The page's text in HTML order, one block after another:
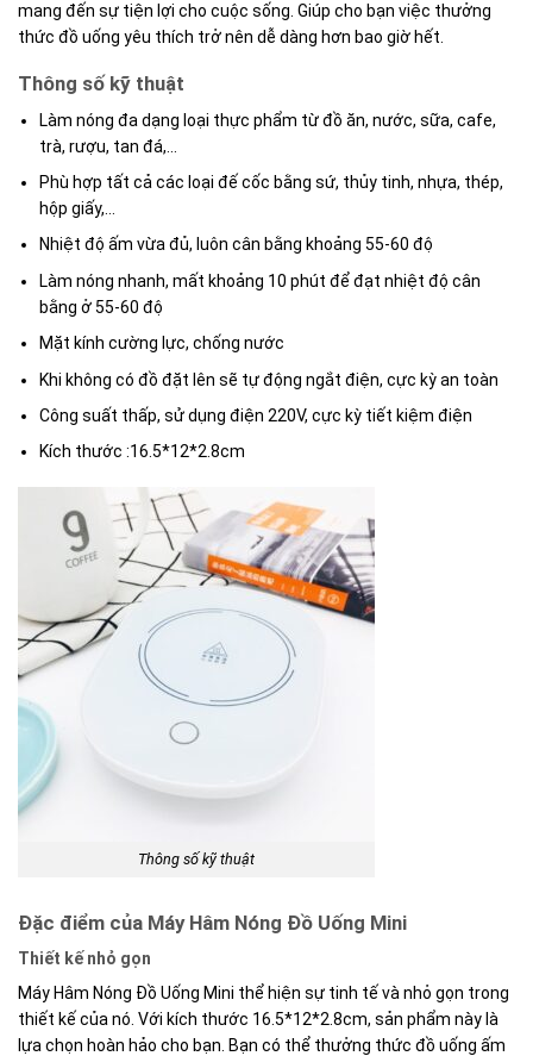
mang đến sự tiện lợi cho cuộc sống. Giúp cho bạn việc thưởng
thức đồ uống yêu thích trở nên dễ dàng hơn bao giờ hết.
Thông số kỹ thuật
Làm nóng đa dạng loại thực phẩm từ đồ ăn, nước, sữa, cafe,
trà, rượu, tan đá,…
Phù hợp tất cả các loại đế cốc bằng sứ, thủy tinh, nhựa, thép,
hộp giấy,…
Nhiệt độ ấm vừa đủ, luôn cân bằng khoảng 55-60 độ
Làm nóng nhanh, mất khoảng 10 phút để đạt nhiệt độ cân
bằng ở 55-60 độ
Mặt kính cường lực, chống nước
Khi không có đồ đặt lên sẽ tự động ngắt điện, cực kỳ an toàn
Công suất thấp, sử dụng điện 220V, cực kỳ tiết kiệm điện
Kích thước :16.5*12*2.8cm
Thông số kỹ thuật
Đặc điểm của Máy Hâm Nóng Đồ Uống Mini
Thiết kế nhỏ gọn
Máy Hâm Nóng Đồ Uống Mini thể hiện sự tinh tế và nhỏ gọn trong
thiết kế của nó. Với kích thước 16.5*12*2.8cm, sản phẩm này là
lựa chọn hoàn hảo cho bạn. Bạn có thể thưởng thức đồ uống ấm